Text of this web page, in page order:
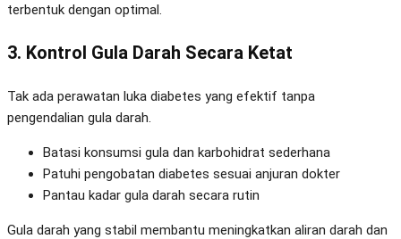
terbentuk dengan optimal.
3. Kontrol Gula Darah Secara Ketat
Tak ada perawatan luka diabetes yang efektif tanpa
pengendalian gula darah.
Batasi konsumsi gula dan karbohidrat sederhana
Patuhi pengobatan diabetes sesuai anjuran dokter
Pantau kadar gula darah secara rutin
Gula darah yang stabil membantu meningkatkan aliran darah dan